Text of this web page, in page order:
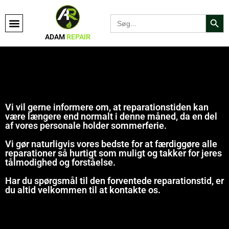
ADAM REPAIR
Search
for:
Search
Vi vil gerne informere om, at reparationstiden kan
være længere end normalt i denne måned, da en del
af vores personale holder sommerferie.
Vi gør naturligvis vores bedste for at færdiggøre alle
reparationer så hurtigt som muligt og takker for jeres
tålmodighed og forståelse.
Har du spørgsmål til den forventede reparationstid, er
du altid velkommen til at kontakte os.